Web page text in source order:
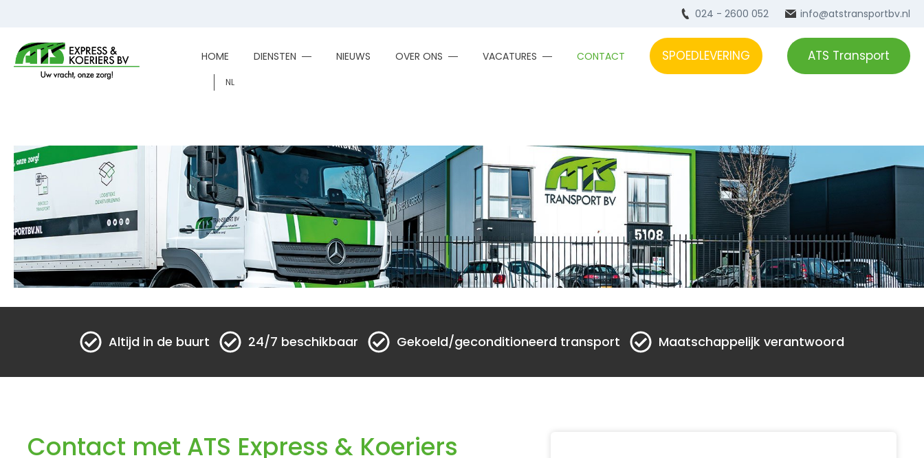
024 - 2600 052 info@atstransportbv.nl
HOME DIENSTEN NIEUWS OVER ONS VACATURES CONTACT SPOEDLEVERING ATS Transport
NL
Altijd in de buurt 24/7 beschikbaar Gekoeld/geconditioneerd transport Maatschappelijk verantwoord
Contact met ATS Express & Koeriers